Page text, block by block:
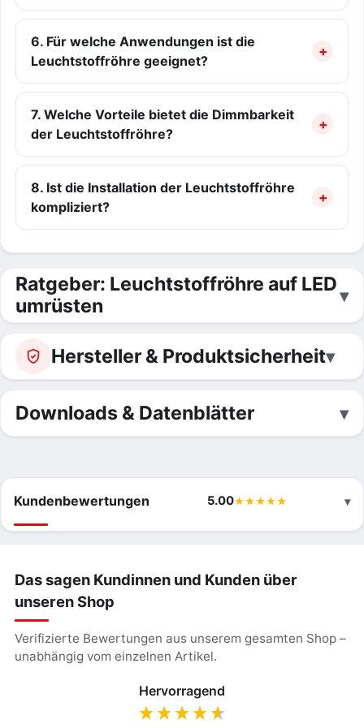
6. Für welche Anwendungen ist die
Leuchtstoffröhre geeignet?
7. Welche Vorteile bietet die Dimmbarkeit
der Leuchtstoffröhre?
8. Ist die Installation der Leuchtstoffröhre
kompliziert?
Ratgeber: Leuchtstoffröhre auf LED
umrüsten
Hersteller & Produktsicherheit
Downloads & Datenblätter
Kundenbewertungen 5.00
Das sagen Kundinnen und Kunden über
unseren Shop
Verifizierte Bewertungen aus unserem gesamten Shop –
unabhängig vom einzelnen Artikel.
Hervorragend